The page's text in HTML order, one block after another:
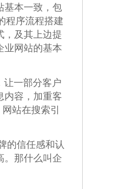
基本一致，包
程序流程搭建
，及其上边提
业网站的基本
让一部分客户
内容，加重客
站在搜索引
的信任感和认
。那什么叫企